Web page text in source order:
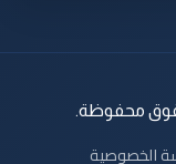
الخصوصية